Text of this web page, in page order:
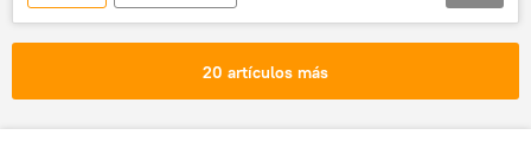
📈 Mercados y finanzas
🏛️ Compañías
sanciones
💬 Opinión y Análisis
Gazprombank
20 artículos más